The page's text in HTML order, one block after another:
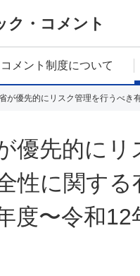
ク・コメント
メント制度について
優先的に
性に関す
度〜令和